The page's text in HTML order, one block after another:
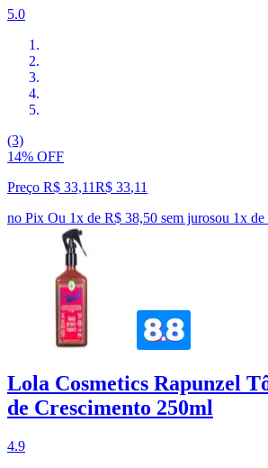
5.0
(3)
14% OFF
Preço R$ 33,11R$ 33,11
no Pix Ou 1x de R$ 38,50 sem jurosou 1x de
Lola Cosmetics Rapunzel
de Crescimento 250ml
4.9